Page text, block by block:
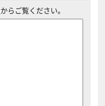
からご覧ください。